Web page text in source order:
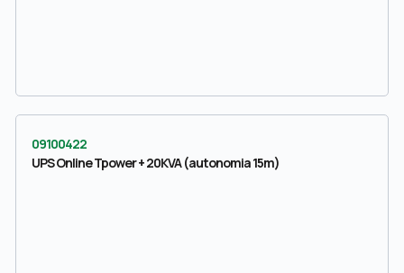
09100422
UPS Online Tpower + 20KVA (autonomia 15m)